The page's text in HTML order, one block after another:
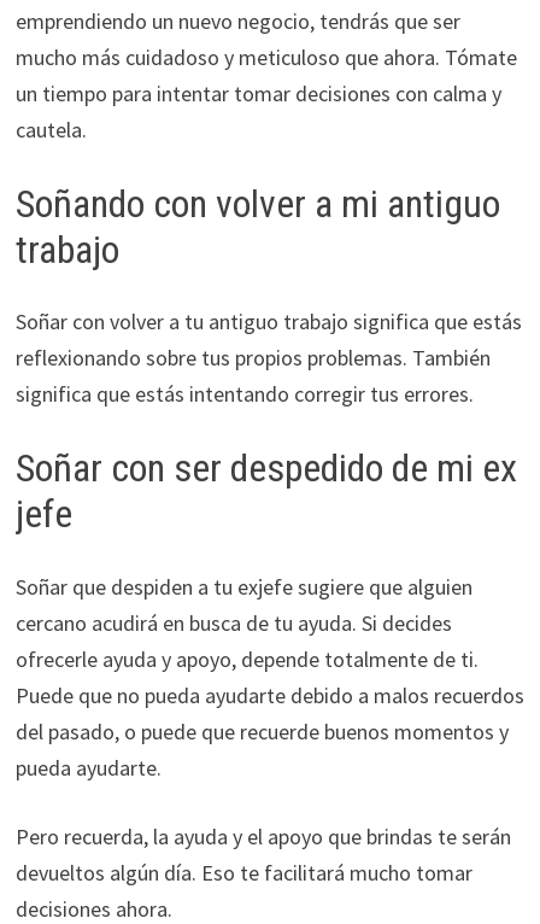
emprendiendo un nuevo negocio, tendrás que ser
mucho más cuidadoso y meticuloso que ahora. Tómate
un tiempo para intentar tomar decisiones con calma y
cautela.
Soñando con volver a mi antiguo
trabajo
Soñar con volver a tu antiguo trabajo significa que estás
reflexionando sobre tus propios problemas. También
significa que estás intentando corregir tus errores.
Soñar con ser despedido de mi ex
jefe
Soñar que despiden a tu exjefe sugiere que alguien
cercano acudirá en busca de tu ayuda. Si decides
ofrecerle ayuda y apoyo, depende totalmente de ti.
Puede que no pueda ayudarte debido a malos recuerdos
del pasado, o puede que recuerde buenos momentos y
pueda ayudarte.
Pero recuerda, la ayuda y el apoyo que brindas te serán
devueltos algún día. Eso te facilitará mucho tomar
decisiones ahora.